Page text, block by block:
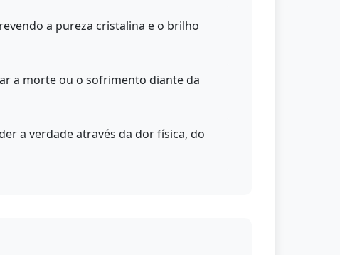
a pureza cristalina e o brilho
a morte ou o sofrimento diante da
a verdade através da dor física, do